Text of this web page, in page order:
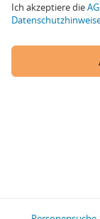
Ich akzeptiere die